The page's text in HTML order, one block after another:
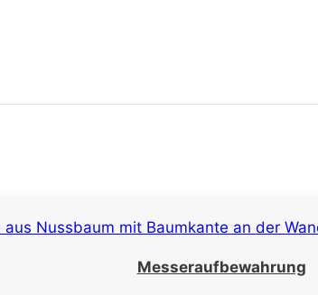
Messeraufbewahrung